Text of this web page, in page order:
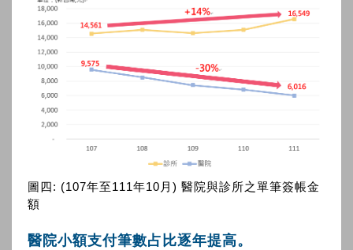
圖四: (107年至111年10月) 醫院與診所之單筆簽帳金
額
醫院小額支付筆數占比逐年提高。